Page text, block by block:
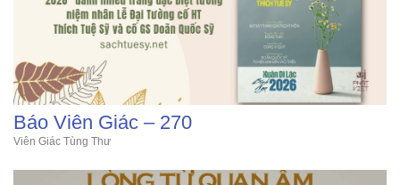
Báo Viên Giác – 270
Viên Giác Tùng Thư